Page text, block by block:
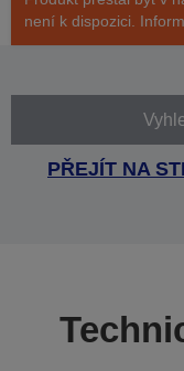
není k dispozici.
PŘEJÍT NA